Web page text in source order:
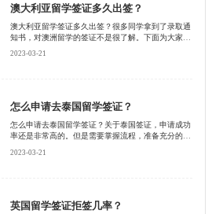
澳大利亚留学签证多久出签？
澳大利亚留学签证多久出签？很多同学拿到了录取通
知书，对澳洲留学的签证不是很了解。下面为大家整
2023-03-21
怎么申请去泰国留学签证？
怎么申请去泰国留学签证？关于泰国签证，申请成功
率还是非常高的。但是需要掌握流程，准备充分的材
2023-03-21
英国留学签证拒签几率？